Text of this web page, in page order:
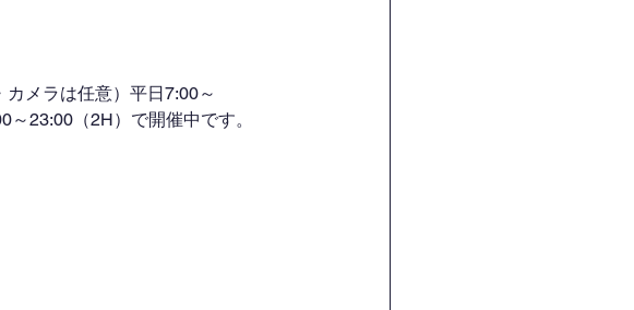
メラは任意）平日7:00～
23:00（2H）で開催中です。